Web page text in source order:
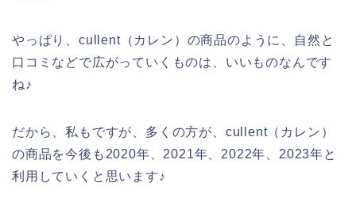
やっぱり、cullent（カレン）の商品のように、自然と
口コミなどで広がっていくものは、いいものなんです
ね♪
だから、私もですが、多くの方が、cullent（カレン）
の商品を今後も2020年、2021年、2022年、2023年と
利用していくと思います♪